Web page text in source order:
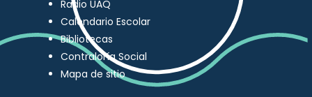
Radio UAQ
Calendario Escolar
Bibliotecas
Contraloría Social
Mapa de sitio